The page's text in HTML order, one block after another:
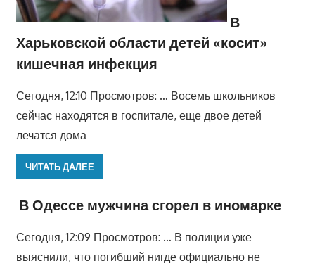
В
Харьковской области детей «косит»
кишечная инфекция
Сегодня, 12:10 Просмотров: … Восемь школьников
сейчас находятся в госпитале, еще двое детей
лечатся дома
ЧИТАТЬ ДАЛЕЕ
В Одессе мужчина сгорел в иномарке
Сегодня, 12:09 Просмотров: … В полиции уже
выяснили, что погибший нигде официально не